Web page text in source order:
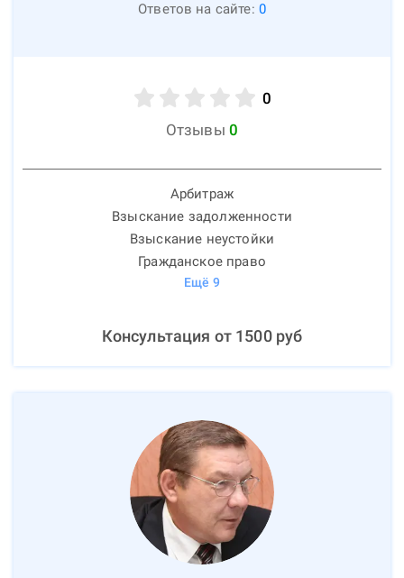
Ответов на сайте: 0
0
Отзывы 0
Арбитраж
Взыскание задолженности
Взыскание неустойки
Гражданское право
Ещё 9
Консультация от 1500руб